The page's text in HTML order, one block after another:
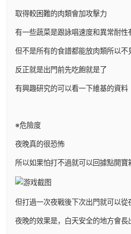
取得較困難的肉類會加攻擊力
有一些蔬菜是跟詠唱速度和異常耐性
但不是所有的食譜都能放肉類所以不
反正就是出門前先吃飽就是了
有興趣研究的可以看一下維基的資料
※危險度
夜晚真的很恐怖
所以如果怕打不過就可以回據點開
但打過一次夜戰後下次出門就可以從
夜晚的效果是，白天安全的地方會長